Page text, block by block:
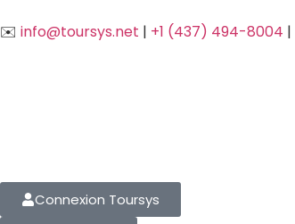
✉️ info@toursys.net | +1 (437) 494-8004 |
Connexion Toursys